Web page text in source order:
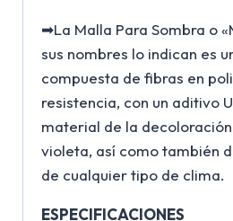
➡La Malla Para Sombra o
sus nombres lo indican es
compuesta de fibras en
resistencia, con un aditivo
material de la
violeta, así como también
de cualquier tipo de clima.
ESPECIFICACIONES